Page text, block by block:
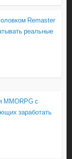
Remaster
реальные
MMORPG с
заработать